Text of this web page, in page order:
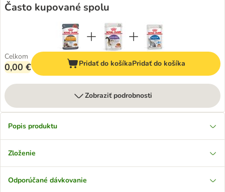
Často kupované spolu
Celkom
0,00 € Pridať do košíkaPridať do košíka
Zobraziť podrobnosti
Popis produktu
Zloženie
Odporúčané dávkovanie